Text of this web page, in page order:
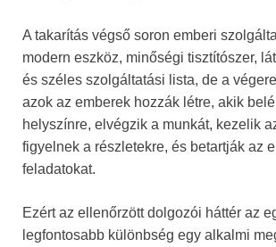
A takarítás végső soron emberi
modern eszköz, minőségi tisztítószer,
és széles szolgáltatási lista, de a
azok az emberek hozzák létre, akik
helyszínre, elvégzik a munkát, kezelik
figyelnek a részletekre, és betartják az
feladatokat.
Ezért az ellenőrzött dolgozói háttér az
legfontosabb különbség egy alkalmi